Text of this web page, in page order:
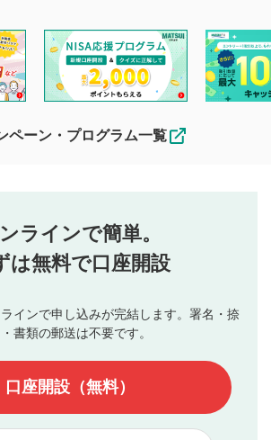
タン
と投稿できます。（お名前とコメント
画コンテンツに、評価およびコメントの
用者は以下の注意事項をご理解のうえ、
うものとしてください。
視聴される際の参考になるコメントをお
、本注意事項に同意されたものとみなし
。
同士、もしくは利用者と第三者間のトラ
じた損害に対して一切の責任を負いませ
トは当社にて審査のうえ、掲載となり
るまでに日数がかかる場合や掲載されない
せん。各動画コンテンツへの掲載をもっ
といたします。ご了承ください。
すると判断された投稿内容は、掲載を
がございます。
ペーン・プログラム一覧
ラインで簡単。
は無料で口座開設
インで申し込みが完結します。署名・捺
書類の郵送は不要です。
口座開設（無料）